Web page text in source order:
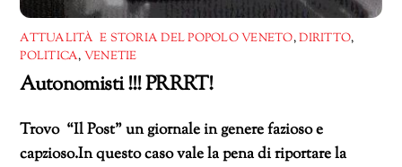
ATTUALITÀ E STORIA DEL POPOLO VENETO,DIRITTO,
POLITICA, VENETIE
Autonomisti !!! PRRRT!
Trovo “Il Post” un giornale in genere fazioso e
capzioso.In questo caso vale la pena di riportare la